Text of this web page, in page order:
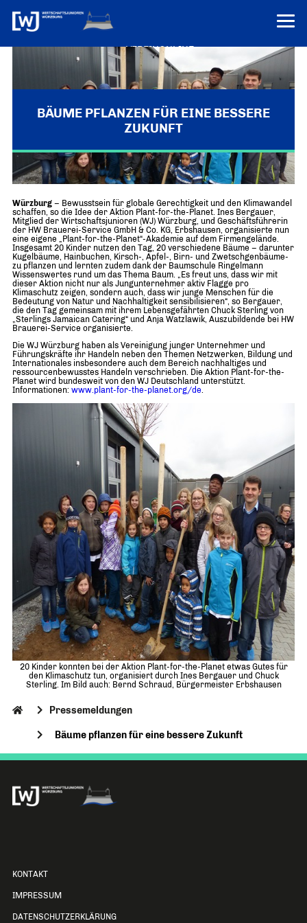
VEREINONLINE
AKTUELLES
ÜBER UNS
WER WIR SIND & DER VORSITZ
Über uns
Forum „Junge Wirtschaft“ – Mitgliedermagazin
Mitglieder
Mitglieder
Senatoren
TERMINE
PRESSEMELDUNGEN
INFORMATIONEN
Ziele
Imagefilm
Merchandising-Klamotten
BÄUME PFLANZEN FÜR EINE BESSERE
ZUKUNFT
WJ-Aktion „Plant-for-the-planet“ in Erbshausen
Würzburg – Bewusstsein für globale Gerechtigkeit und den Klimawandel
schaffen, so die Idee der Aktion Plant-for-the-Planet. Ines Bergauer,
Mitglied der Wirtschaftsjunioren (WJ) Würzburg, und Geschäftsführerin
der HW Brauerei-Service GmbH & Co. KG, Erbshausen, organisierte nun
eine eigene „Plant-for-the-Planet“-Akademie auf dem Firmengelände.
Insgesamt 20 Kinder nutzen den Tag, 20 verschiedene Bäume – darunter
Kugelbäume, Hainbuchen, Kirsch-, Apfel-, Birn- und Zwetschgenbäume-
zu pflanzen und lernten zudem dank der Baumschule Ringelmann
Wissenswertes rund um das Thema Baum. „Es freut uns, dass wir mit
dieser Aktion nicht nur als Jungunternehmer aktiv Flagge pro
Klimaschutz zeigen, sondern auch, dass wir junge Menschen für die
Bedeutung von Natur und Nachhaltigkeit sensibilisieren“, so Bergauer,
die den Tag gemeinsam mit ihrem Lebensgefährten Chuck Sterling von
„Sterlings Jamaican Catering“ und Anja Watzlawik, Auszubildende bei HW
Brauerei-Service organisierte.
Die WJ Würzburg haben als Vereinigung junger Unternehmer und
Führungskräfte ihr Handeln neben den Themen Netzwerken, Bildung und
Internationales insbesondere auch dem Bereich nachhaltiges und
ressourcenbewusstes Handeln verschrieben. Die Aktion Plant-for-the-
Planet wird bundesweit von den WJ Deutschland unterstützt.
Informationen: www.plant-for-the-planet.org/de.
20 Kinder konnten bei der Aktion Plant-for-the-Planet etwas Gutes für
den Klimaschutz tun, organisiert durch Ines Bergauer und Chuck
Sterling. Im Bild auch: Bernd Schraud, Bürgermeister Erbshausen
Pressemeldungen
Bäume pflanzen für eine bessere Zukunft
KONTAKT
IMPRESSUM
DATENSCHUTZERKLÄRUNG